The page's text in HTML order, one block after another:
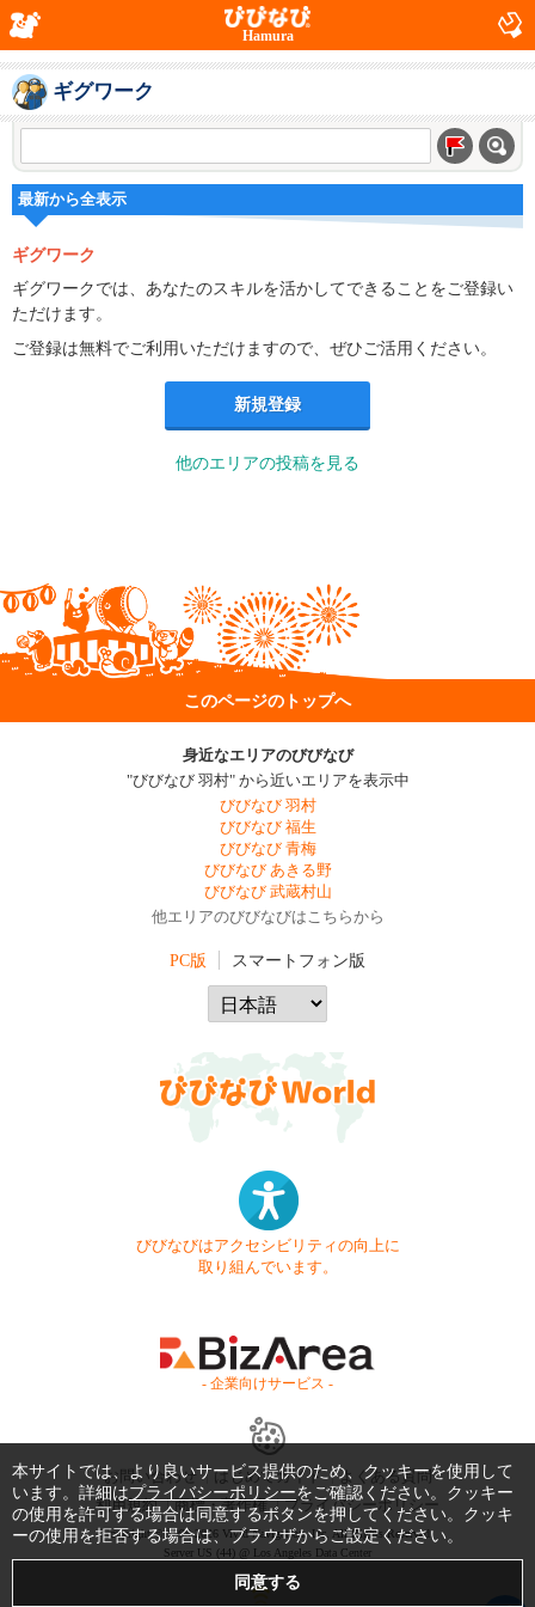
Hamura
ギグワーク
最新から全表示
ギグワーク
ギグワークでは、あなたのスキルを活かしてできることをご登録い
ただけます。
ご登録は無料でご利用いただけますので、ぜひご活用ください。
新規登録
他のエリアの投稿を見る
このページのトップへ
身近なエリアのびびなび
"びびなび 羽村" から近いエリアを表示中
びびなび 羽村
びびなび 福生
びびなび 青梅
びびなび あきる野
びびなび 武蔵村山
他エリアのびびなびはこちらから
PC版 スマートフォン版
びびなびはアクセシビリティの向上に
取り組んでいます。
- 企業向けサービス -
お問い合わせ はじめてガイド
よくある質問
利用規約
商標・著作権 プライバシーポリシー
Copyright © 1999-2026 Vivid Navigation, Inc. All Rights Reserved.
Server US (44) @ Los Angeles Data Center
本サイトでは、より良いサービス提供のため、クッキーを使用して
います。詳細はプライバシーポリシーをご確認ください。クッキー
の使用を許可する場合は同意するボタンを押してください。クッキ
ーの使用を拒否する場合は、ブラウザからご設定ください。